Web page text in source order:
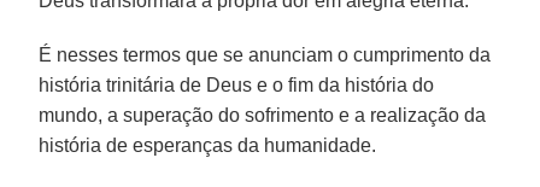
É nesses termos que se anunciam o cumprimento da
história trinitária de Deus e o fim da história do
mundo, a superação do sofrimento e a realização da
história de esperanças da humanidade.